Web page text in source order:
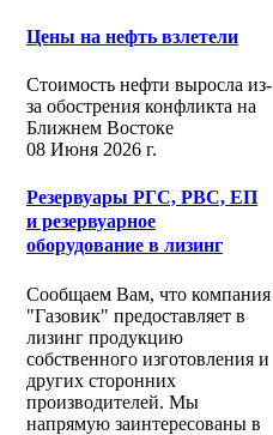
Цены на нефть взлетели
Стоимость нефти выросла из-
за обострения конфликта на
Ближнем Востоке
08 Июня 2026 г.
Резервуары РГС, РВС, ЕП
и резервуарное
оборудование в лизинг
Сообщаем Вам, что компания
"Газовик" предоставляет в
лизинг продукцию
собственного изготовления и
других сторонних
производителей. Мы
напрямую заинтересованы в